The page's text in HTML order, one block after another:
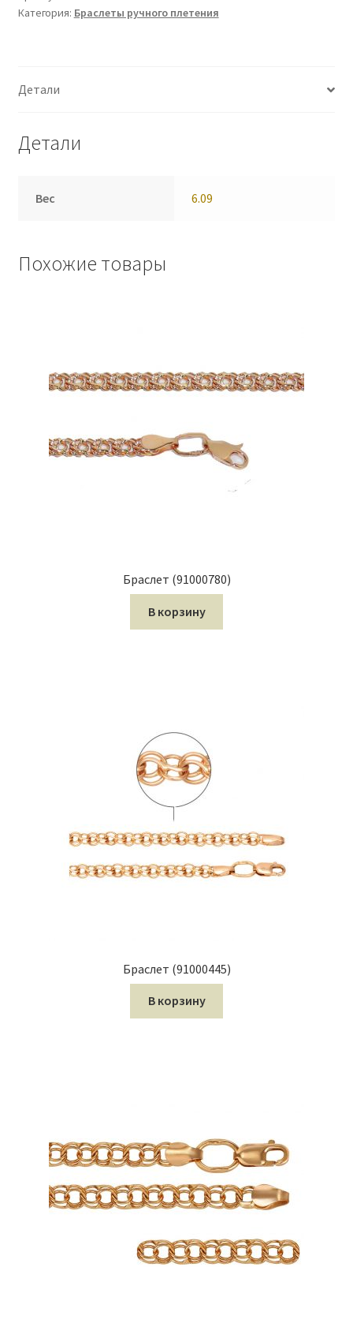
Категория: Браслеты ручного плетения
Детали
Детали
Вес 6.09
Похожие товары
Браслет (91000780)
В корзину
Браслет (91000445)
В корзину